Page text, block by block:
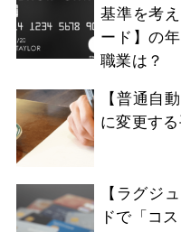
基準を考
ード】の
職業は？
【普通自
に変更す
【ラグジ
ドで「コ